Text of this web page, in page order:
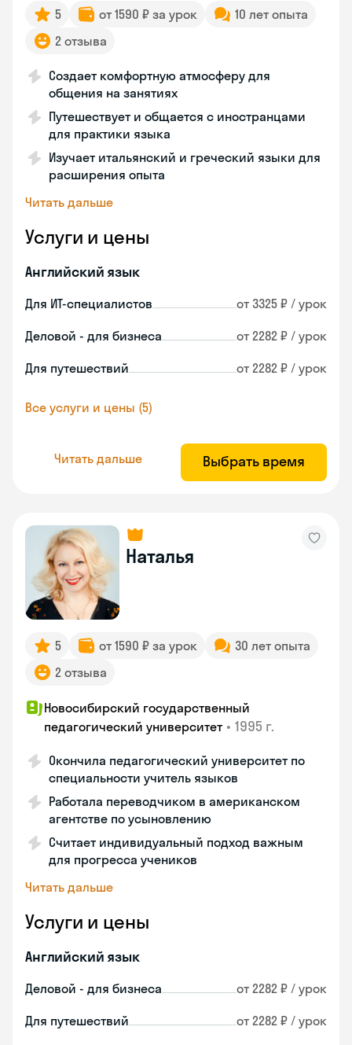
5 от 1590 ₽ за урок
10 лет опыта
2 отзыва
Создает комфортную атмосферу для
общения на занятиях
Путешествует и общается с иностранцами
для практики языка
Изучает итальянский и греческий языки для
расширения опыта
Читать дальше
Услуги и цены
Английский язык
Для ИТ-специалистов от 3325 ₽ / урок
Деловой - для бизнеса от 2282 ₽ / урок
Для путешествий от 2282 ₽ / урок
Все услуги и цены (5)
Читать дальше Выбрать время
Наталья
5 от 1590 ₽ за урок
30 лет опыта
2 отзыва
Новосибирский государственный
педагогический университет • 1995 г.
Окончила педагогический университет по
специальности учитель языков
Работала переводчиком в американском
агентстве по усыновлению
Считает индивидуальный подход важным
для прогресса учеников
Читать дальше
Услуги и цены
Английский язык
Деловой - для бизнеса от 2282 ₽ / урок
Для путешествий от 2282 ₽ / урок